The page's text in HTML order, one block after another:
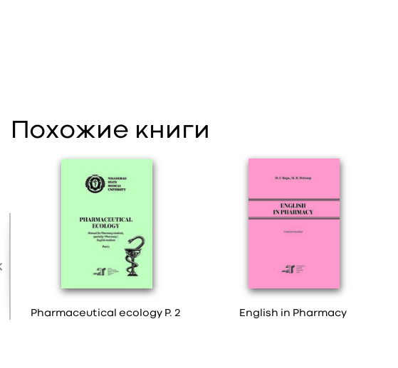
Похожие книги
Pharmaceutical ecology P. 2 English in Pharmacy